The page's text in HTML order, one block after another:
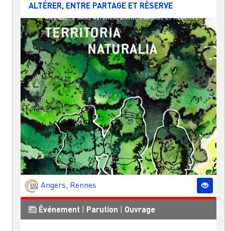
ALTÉRER, ENTRE PARTAGE ET RÉSERVE
Angers, Rennes
Événement Parution Ouvrage